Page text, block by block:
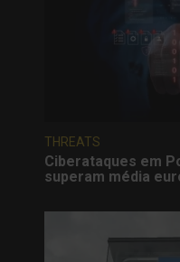
THREATS
Ciberataques em
superam média